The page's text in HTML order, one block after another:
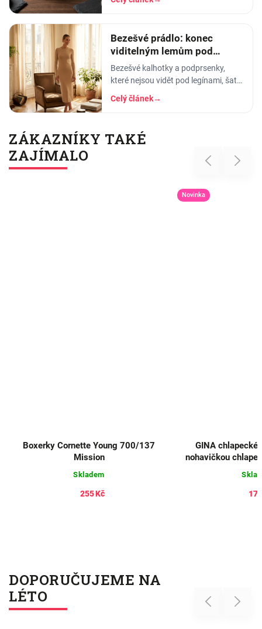
materiálu a signály opotřebení.
Bezešvé prádlo: konec
viditelným lemům pod
přiléhavým oblečením
Bezešvé kalhotky a podprsenky,
které nejsou vidět pod legínami, šaty
ani halenkou. Jak fungují, z čeho
jsou a pro koho jsou ideální.
Celý článek→
ZÁKAZNÍKY TAKÉ
ZAJÍMALO
Previous
Boxerky Cornette Young 700/137
Mission
Skladem
255 Kč
Novinka
GINA chlapecké
nohavičkou
2024
Next
DOPORUČUJEME NA
LÉTO
Previous Next